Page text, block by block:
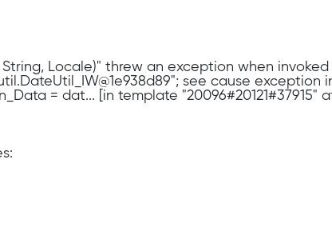
Locale)" threw an exception when invoked
see cause
= dat... [in template "20096#20121#37915"